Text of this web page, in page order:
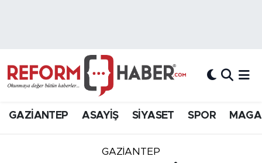
GAZİANTEP ASAYİŞ SİYASET SPOR
GAZIANTEP
Hava Durumu
Süper Lig Puan Durumu ve Fikstür